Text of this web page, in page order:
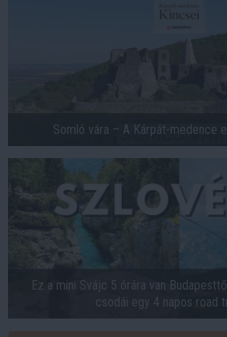
Somló vára – A Kárpát-medence
Ez a mini Svájc 5 órára van
csodái egy 4 napos road